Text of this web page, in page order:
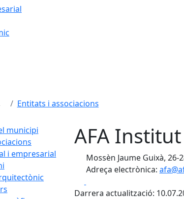
Entitats i associacions
municipi
i empresarial
AFA
Mossèn Jaume Guixà, 26-
Adreça electrònica:
Darrera actualització: